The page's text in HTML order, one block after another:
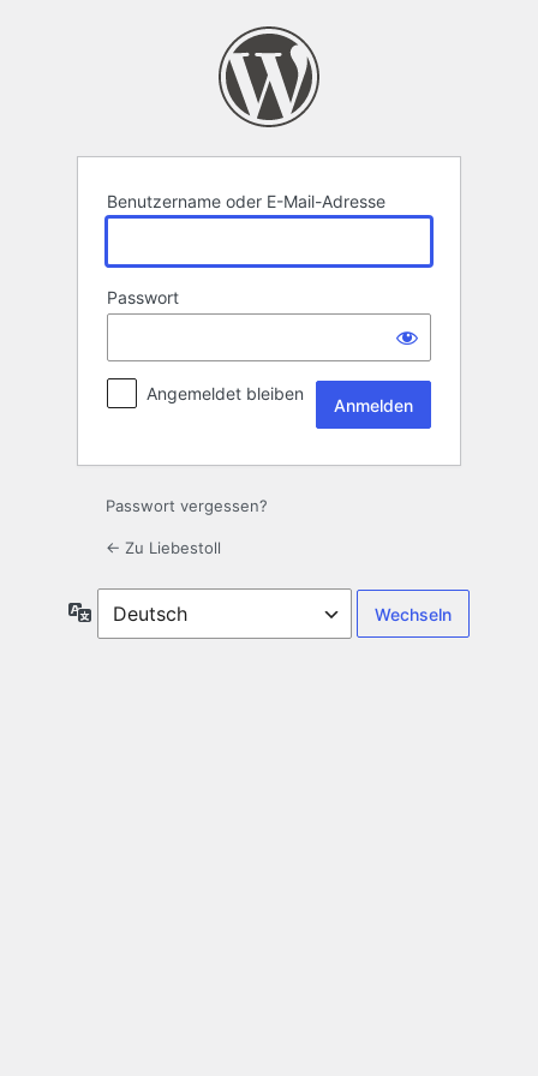
Benutzername oder E-Mail-Adresse
Passwort
Angemeldet bleiben
Passwort vergessen?
← Zu Liebestoll
Sprache